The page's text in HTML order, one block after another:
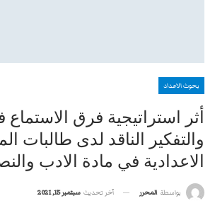
بحوث الاعداد
أثر استراتيجية فرق
والتفكير الناقد لدى طالبات
الاعدادية في مادة الادب
بواسطة المحرر آخر تحديث سبتمبر 15, 2021